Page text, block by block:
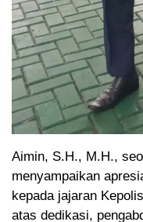
Aimin, S.H., M.H.,
menyampaikan
kepada jajaran
atas dedikasi,